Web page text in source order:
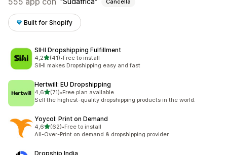
Cancella
Built for Shopify
SIHI Dropshipping Fulfillment
4,2stelle su 5
(41)
41 recensioni totali
•Free to install
SIHI makes Dropshipping easy and fast
Hertwill: EU Dropshipping
4,6stelle su 5
(71)
71 recensioni totali
•Free plan available
Sell the highest-quality dropshipping products in the world.
Yoycol: Print on Demand
4,6stelle su 5
(62)
62 recensioni totali
•Free to install
All-Over-Print on demand & dropshipping provider.
Dropship India